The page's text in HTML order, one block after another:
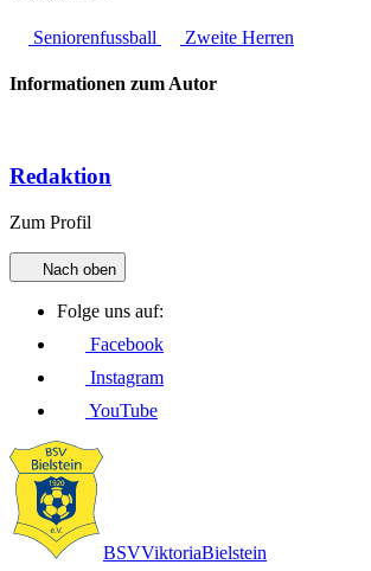
Seniorenfussball Zweite Herren
Informationen zum Autor
Redaktion
Zum Profil
Nach oben
Folge uns auf:
Facebook
Instagram
YouTube
BSVViktoriaBielstein